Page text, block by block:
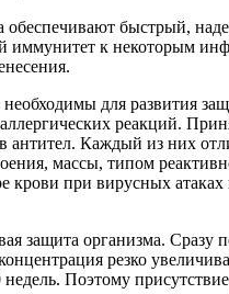
обеспечивают быстрый,
иммунитет к некоторым
для развития
реакций.
антител. Каждый из них
массы, типом
крови при вирусных атаках
защита организма. Сразу
резко
Поэтому